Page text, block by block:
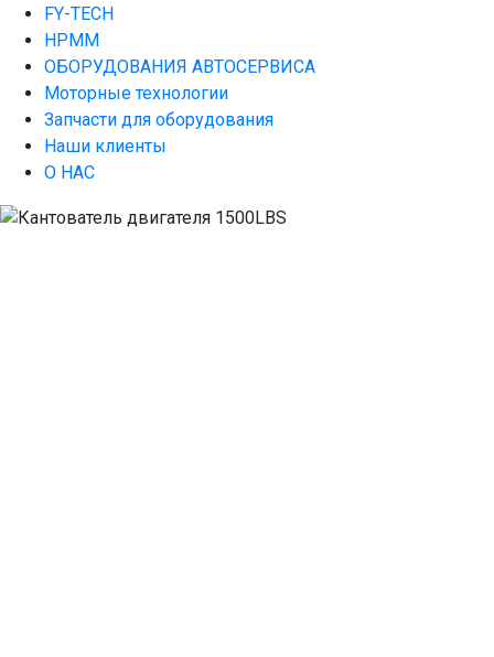
FY-TECH
HPMM
ОБОРУДОВАНИЯ АВТОСЕРВИСА
Моторные технологии
Запчасти для оборудования
Наши клиенты
О НАС